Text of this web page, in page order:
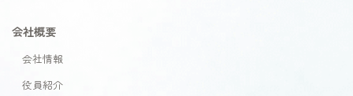
会社概要
会社情報
役員紹介